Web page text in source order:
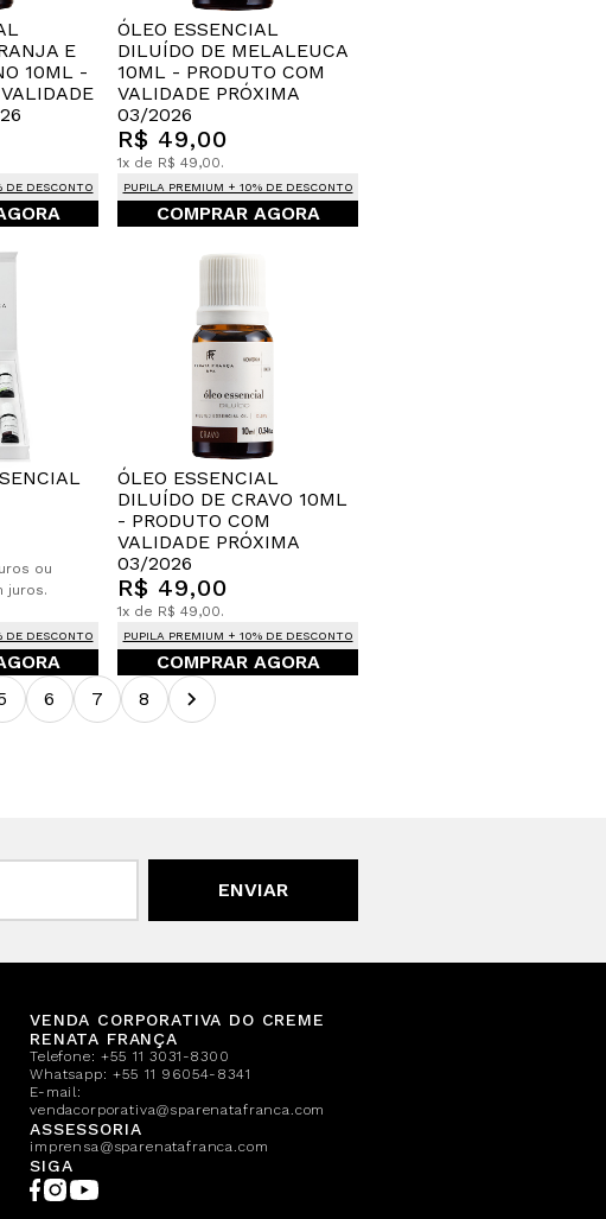
E
10ML -
DE DESCONTO
ÓLEO ESSENCIAL
DILUÍDO DE MELALEUCA
10ML - PRODUTO COM
VALIDADE PRÓXIMA
03/2026
R$ 49,00
1x de R$ 49,00.
PUPILA PREMIUM + 10% DE DESCONTO
COMPRAR AGORA
ou
juros.
DE DESCONTO
ÓLEO ESSENCIAL
DILUÍDO DE CRAVO 10ML
- PRODUTO COM
VALIDADE PRÓXIMA
03/2026
R$ 49,00
1x de R$ 49,00.
PUPILA PREMIUM + 10% DE DESCONTO
COMPRAR AGORA
6 7 8
ENVIAR
VENDA CORPORATIVA DO CREME
RENATA FRANÇA
Telefone:+55 11 3031-8300
Whatsapp:+55 11 96054-8341
E-mail:
vendacorporativa@sparenatafranca.com
ASSESSORIA
imprensa@sparenatafranca.com
SIGA